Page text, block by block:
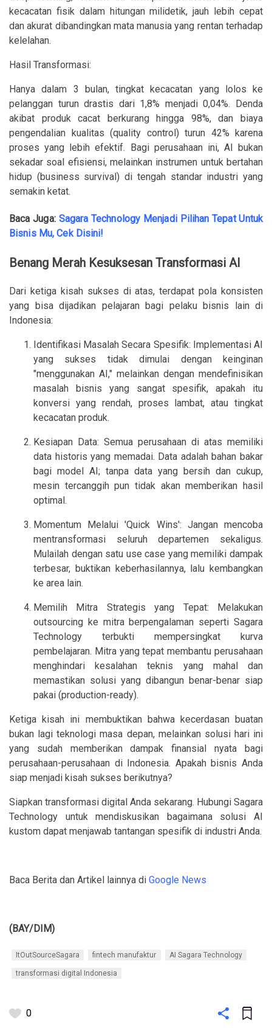
kecacatan fisik dalam hitungan milidetik, jauh lebih cepat
dan akurat dibandingkan mata manusia yang rentan terhadap
kelelahan.
Hasil Transformasi:
Hanya dalam 3 bulan, tingkat kecacatan yang lolos ke
pelanggan turun drastis dari 1,8% menjadi 0,04%. Denda
akibat produk cacat berkurang hingga 98%, dan biaya
pengendalian kualitas (quality control) turun 42% karena
proses yang lebih efektif. Bagi perusahaan ini, AI bukan
sekadar soal efisiensi, melainkan instrumen untuk bertahan
hidup (business survival) di tengah standar industri yang
semakin ketat.
Baca Juga: Sagara Technology Menjadi Pilihan Tepat Untuk
Bisnis Mu, Cek Disini!
Benang Merah Kesuksesan Transformasi AI
Dari ketiga kisah sukses di atas, terdapat pola konsisten
yang bisa dijadikan pelajaran bagi pelaku bisnis lain di
Indonesia:
Identifikasi Masalah Secara Spesifik: Implementasi AI
yang sukses tidak dimulai dengan keinginan
"menggunakan AI," melainkan dengan mendefinisikan
masalah bisnis yang sangat spesifik, apakah itu
konversi yang rendah, proses lambat, atau tingkat
kecacatan produk.
Kesiapan Data: Semua perusahaan di atas memiliki
data historis yang memadai. Data adalah bahan bakar
bagi model AI; tanpa data yang bersih dan cukup,
mesin tercanggih pun tidak akan memberikan hasil
optimal.
Momentum Melalui 'Quick Wins': Jangan mencoba
mentransformasi seluruh departemen sekaligus.
Mulailah dengan satu use case yang memiliki dampak
terbesar, buktikan keberhasilannya, lalu kembangkan
ke area lain.
Memilih Mitra Strategis yang Tepat: Melakukan
outsourcing ke mitra berpengalaman seperti Sagara
Technology terbukti mempersingkat kurva
pembelajaran. Mitra yang tepat membantu perusahaan
menghindari kesalahan teknis yang mahal dan
memastikan solusi yang dibangun benar-benar siap
pakai (production-ready).
Ketiga kisah ini membuktikan bahwa kecerdasan buatan
bukan lagi teknologi masa depan, melainkan solusi hari ini
yang sudah memberikan dampak finansial nyata bagi
perusahaan-perusahaan di Indonesia. Apakah bisnis Anda
siap menjadi kisah sukses berikutnya?
Siapkan transformasi digital Anda sekarang. Hubungi Sagara
Technology untuk mendiskusikan bagaimana solusi AI
kustom dapat menjawab tantangan spesifik di industri Anda.
Baca Berita dan Artikel lainnya di Google News
(BAY/DIM)
ItOutSourceSagara fintech manufaktur AI Sagara Technology
transformasi digital Indonesia
0